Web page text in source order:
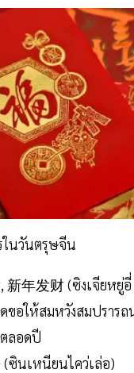
ในวันตรุษจีน
新年发财 (ซิงเจียหยู่
ขอให้สมหวังสมปราร
ลอดปี
ซินเหนียนไคว่เล่อ)